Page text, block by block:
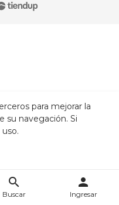
search
Buscar
person
Ingresar
para mejorar la
su navegación. Si